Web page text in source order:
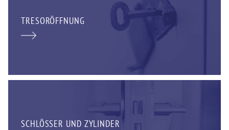
TRESORÖFFNUNG
SCHLÖSSER UND ZYLINDER